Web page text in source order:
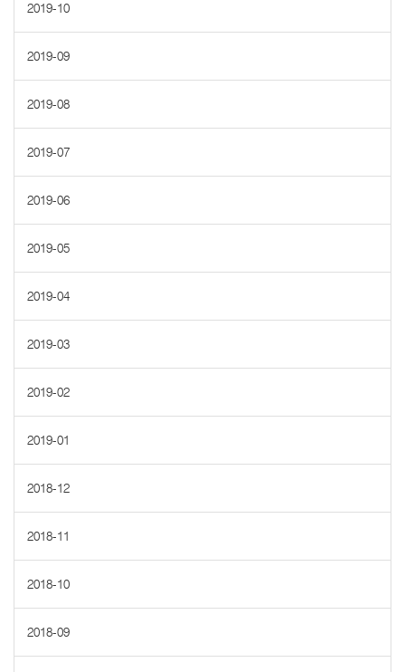
2019-10
2019-09
2019-08
2019-07
2019-06
2019-05
2019-04
2019-03
2019-02
2019-01
2018-12
2018-11
2018-10
2018-09